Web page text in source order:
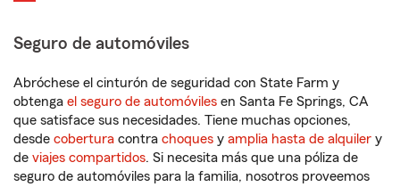
Seguro de automóviles
Abróchese el cinturón de seguridad con State Farm y
obtenga el seguro de automóviles en Santa Fe Springs, CA
que satisface sus necesidades. Tiene muchas opciones,
desde cobertura contra choques y amplia hasta de alquiler y
de viajes compartidos. Si necesita más que una póliza de
seguro de automóviles para la familia, nosotros proveemos